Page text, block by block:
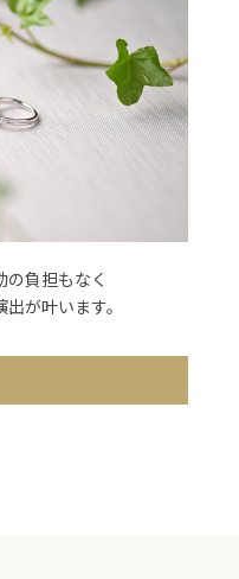
負担もなく
が叶います。